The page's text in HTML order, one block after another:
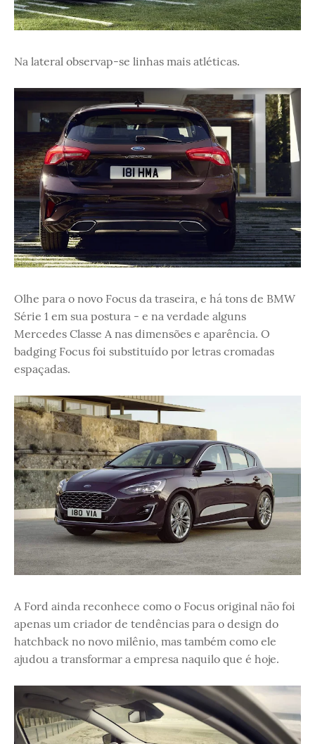
Na lateral observap-se linhas mais atléticas.
Olhe para o novo Focus da traseira, e há tons de BMW
Série 1 em sua postura - e na verdade alguns
Mercedes Classe A nas dimensões e aparência. O
badging Focus foi substituído por letras cromadas
espaçadas.
A Ford ainda reconhece como o Focus original não foi
apenas um criador de tendências para o design do
hatchback no novo milênio, mas também como ele
ajudou a transformar a empresa naquilo que é hoje.